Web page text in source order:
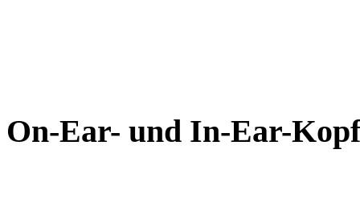
On-Ear- und In-Ear-